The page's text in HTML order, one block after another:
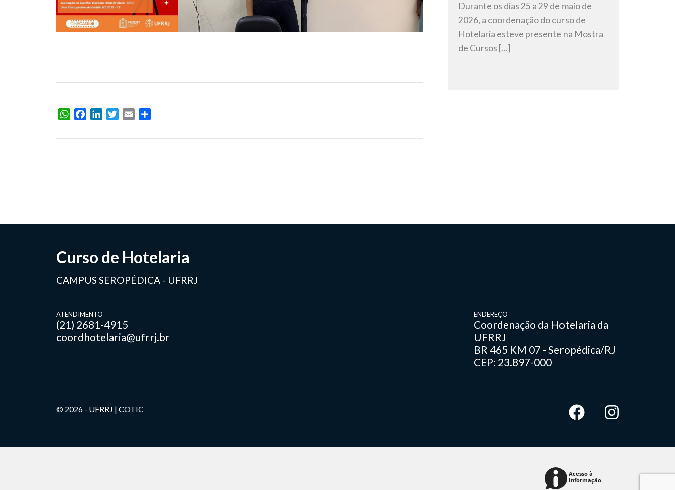
WhatsAppFacebookLinkedInTwitterEmail
Durante os dias 25 a 29 de maio de
2026, a coordenação do curso de
Hotelaria esteve presente na Mostra
de Cursos […]
Curso de Hotelaria
CAMPUS SEROPÉDICA - UFRRJ
ATENDIMENTO
(21) 2681-4915
coordhotelaria@ufrrj.br
ENDEREÇO
Coordenação da Hotelaria da
UFRRJ
BR 465 KM 07 - Seropédica/RJ
CEP: 23.897-000
© 2026 - UFRRJ | COTIC